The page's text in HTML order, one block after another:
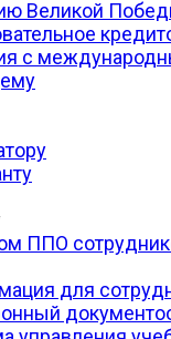
Великой
с
ППО
для